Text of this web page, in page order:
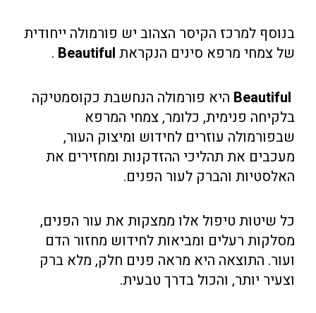
בנוסף למרכז הקיסר הצהוב יש פורמולה ייחודית
של צמחי מרפא סינים הנקראת Beautiful
.
Beautiful היא פורמולה הנחשבת כקוסמטיקה
בלקיחה פנימית, כלומר, צמחי המרפא
שבפורמולה עוזרים לחידוש ומיצוק העור,
מעכבים את תהליכי ההזדקנות ומחזירים את
האלסטיות והברק לעור הפנים.
כל שיטות טיפול אלו ממצקות את עור הפנים,
מסלקות רעלים ומביאות לחידוש מחזור הדם
ועור. התוצאה היא מראה פנים חלק, מלא ברק
וצעיר יותר, והכול בדרך טבעית.